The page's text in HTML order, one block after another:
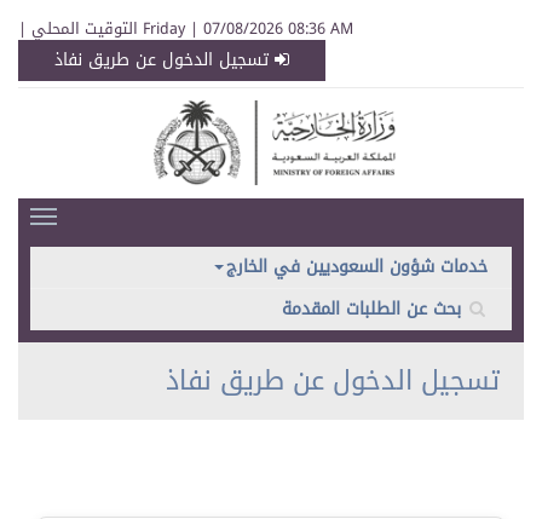
Friday | 07/08/2026 08:36 AM التوقيت المحلي |
تسجيل الدخول عن طريق نفاذ
خدمات شؤون السعوديين في الخارج
بحث عن الطلبات المقدمة
تسجيل الدخول عن طريق نفاذ